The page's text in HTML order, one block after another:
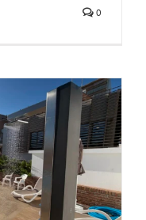
0